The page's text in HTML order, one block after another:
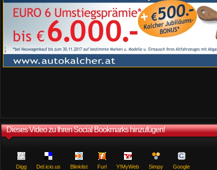
Dieses Video zu Ihren Social Bookmarks hinzufügen!
Digg Del.icio.us Blinklist Furl Y!MyWeb Simpy Google